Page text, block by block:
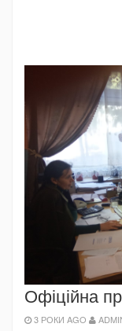
Офіційна
3 РОКИ AGO